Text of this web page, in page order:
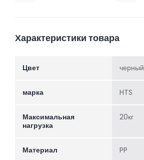
Характеристики товара
Цвет черный
марка HTS
Максимальная
нагрузка
20кг
Материал PP